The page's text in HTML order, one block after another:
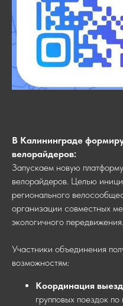
В Калининграде
велорайдеров:
Запускаем новую
велорайдеров. Целью
регионального
организации совместных
экологичного передвижения.
Участники объединения
возможностям:
Координация
групповых поездок